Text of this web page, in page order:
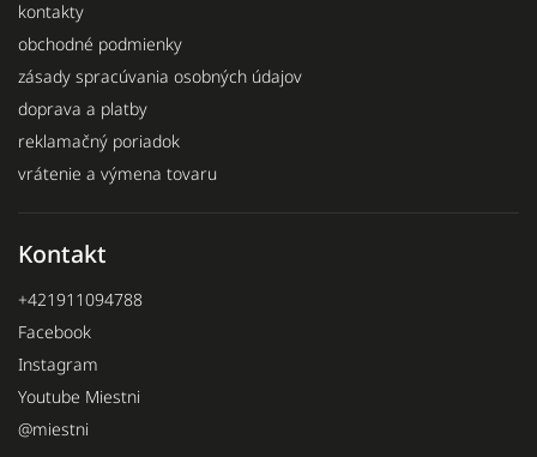
kontakty
obchodné podmienky
zásady spracúvania osobných údajov
doprava a platby
reklamačný poriadok
vrátenie a výmena tovaru
Kontakt
+421911094788
Facebook
Instagram
Youtube Miestni
@miestni